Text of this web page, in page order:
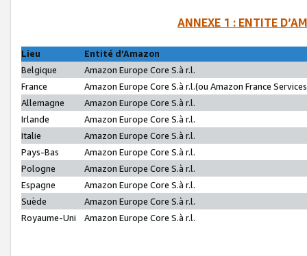
ANNEXE 1 : ENTITE
Lieu
Entité d’Amazon
Belgique
Amazon Europe Core S.à r.l.
France
Amazon Europe Core S.à r.l.(ou Amazon France
Allemagne
Amazon Europe Core S.à r.l.
Irlande
Amazon Europe Core S.à r.l.
Italie
Amazon Europe Core S.à r.l.
Pays-Bas
Amazon Europe Core S.à r.l.
Pologne
Amazon Europe Core S.à r.l.
Espagne
Amazon Europe Core S.à r.l.
Suède
Amazon Europe Core S.à r.l.
Royaume-Uni
Amazon Europe Core S.à r.l.